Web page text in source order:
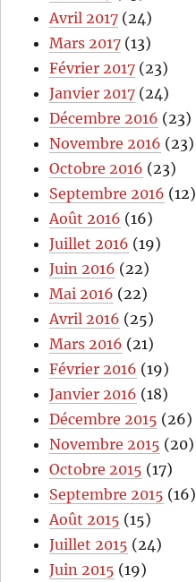
Avril 2017 (24)
Mars 2017 (13)
Février 2017 (23)
Janvier 2017 (24)
Décembre 2016 (23)
Novembre 2016 (23)
Octobre 2016 (23)
Septembre 2016 (12)
Août 2016 (16)
Juillet 2016 (19)
Juin 2016 (22)
Mai 2016 (22)
Avril 2016 (25)
Mars 2016 (21)
Février 2016 (19)
Janvier 2016 (18)
Décembre 2015 (26)
Novembre 2015 (20)
Octobre 2015 (17)
Septembre 2015 (16)
Août 2015 (15)
Juillet 2015 (24)
Juin 2015 (19)